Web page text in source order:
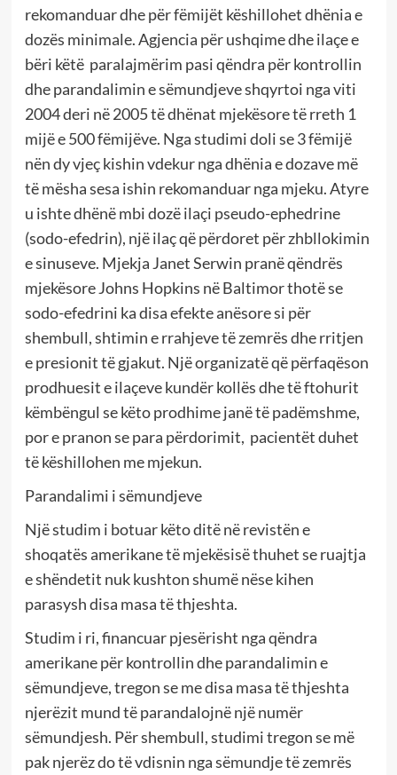
rekomanduar dhe për fëmijët këshillohet dhënia e
dozës minimale. Agjencia për ushqime dhe ilaçe e
bëri këtë paralajmërim pasi qëndra për kontrollin
dhe parandalimin e sëmundjeve shqyrtoi nga viti
2004 deri në 2005 të dhënat mjekësore të rreth 1
mijë e 500 fëmijëve. Nga studimi doli se 3 fëmijë
nën dy vjeç kishin vdekur nga dhënia e dozave më
të mësha sesa ishin rekomanduar nga mjeku. Atyre
u ishte dhënë mbi dozë ilaçi pseudo-ephedrine
(sodo-efedrin), një ilaç që përdoret për zhbllokimin
e sinuseve. Mjekja Janet Serwin pranë qëndrës
mjekësore Johns Hopkins në Baltimor thotë se
sodo-efedrini ka disa efekte anësore si për
shembull, shtimin e rrahjeve të zemrës dhe rritjen
e presionit të gjakut. Një organizatë që përfaqëson
prodhuesit e ilaçeve kundër kollës dhe të ftohurit
këmbëngul se këto prodhime janë të padëmshme,
por e pranon se para përdorimit, pacientët duhet
të këshillohen me mjekun.
Parandalimi i sëmundjeve
Një studim i botuar këto ditë në revistën e
shoqatës amerikane të mjekësisë thuhet se ruajtja
e shëndetit nuk kushton shumë nëse kihen
parasysh disa masa të thjeshta.
Studim i ri, financuar pjesërisht nga qëndra
amerikane për kontrollin dhe parandalimin e
sëmundjeve, tregon se me disa masa të thjeshta
njerëzit mund të parandalojnë një numër
sëmundjesh. Për shembull, studimi tregon se më
pak njerëz do të vdisnin nga sëmundje të zemrës